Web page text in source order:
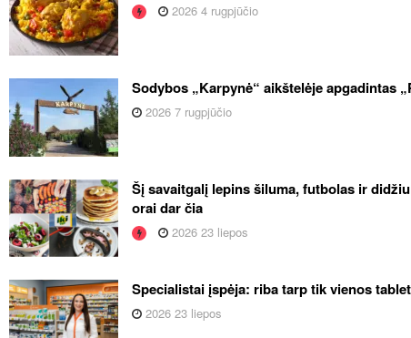
2026 4 rugpjūčio
Sodybos „Karpynė“ aikštelėje apgadintas
2026 7 rugpjūčio
Šį savaitgalį lepins šiluma, futbolas ir
orai dar čia
2026 23 liepos
Specialistai įspėja: riba tarp tik vienos
2026 23 liepos